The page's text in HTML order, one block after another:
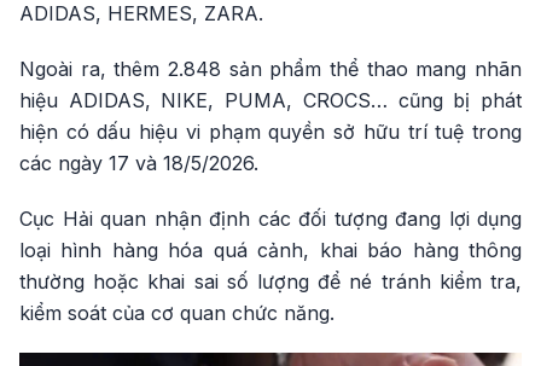
ADIDAS, HERMES, ZARA.
Ngoài ra, thêm 2.848 sản phẩm thể thao mang nhãn
hiệu ADIDAS, NIKE, PUMA, CROCS… cũng bị phát
hiện có dấu hiệu vi phạm quyền sở hữu trí tuệ trong
các ngày 17 và 18/5/2026.
Cục Hải quan nhận định các đối tượng đang lợi dụng
loại hình hàng hóa quá cảnh, khai báo hàng thông
thường hoặc khai sai số lượng để né tránh kiểm tra,
kiểm soát của cơ quan chức năng.